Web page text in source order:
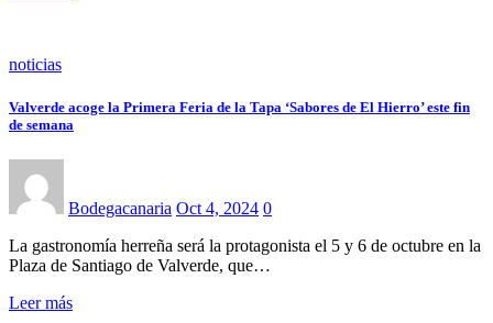
noticias
Valverde acoge la Primera Feria de la Tapa ‘Sabores de El Hierro’ este fin
de semana
Bodegacanaria Oct 4, 2024 0
La gastronomía herreña será la protagonista el 5 y 6 de octubre en la
Plaza de Santiago de Valverde, que…
Leer más